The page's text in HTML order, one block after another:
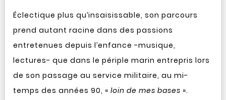
Éclectique plus qu’insaisissable, son parcours
prend autant racine dans des passions
entretenues depuis l’enfance -musique,
lectures- que dans le périple marin entrepris lors
de son passage au service militaire, au mi-
temps des années 90, « loin de mes bases ».